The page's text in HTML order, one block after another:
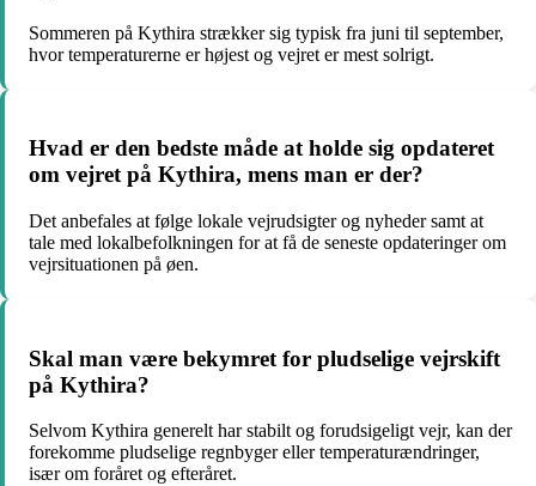
Sommeren på Kythira strækker sig typisk fra juni til september,
hvor temperaturerne er højest og vejret er mest solrigt.
Hvad er den bedste måde at holde sig opdateret
om vejret på Kythira, mens man er der?
Det anbefales at følge lokale vejrudsigter og nyheder samt at
tale med lokalbefolkningen for at få de seneste opdateringer om
vejrsituationen på øen.
Skal man være bekymret for pludselige vejrskift
på Kythira?
Selvom Kythira generelt har stabilt og forudsigeligt vejr, kan der
forekomme pludselige regnbyger eller temperaturændringer,
især om foråret og efteråret.